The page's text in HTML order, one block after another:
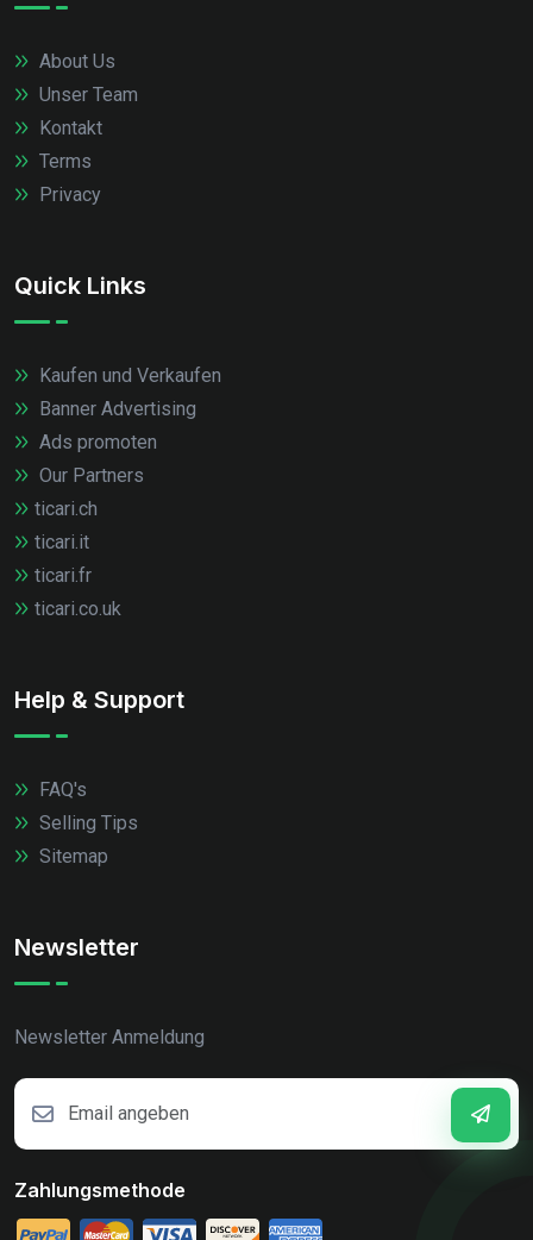
About Us
Unser Team
Kontakt
Terms
Privacy
Quick Links
Kaufen und Verkaufen
Banner Advertising
Ads promoten
Our Partners
ticari.ch
ticari.it
ticari.fr
ticari.co.uk
Help & Support
FAQ's
Selling Tips
Sitemap
Newsletter
Newsletter Anmeldung
Zahlungsmethode